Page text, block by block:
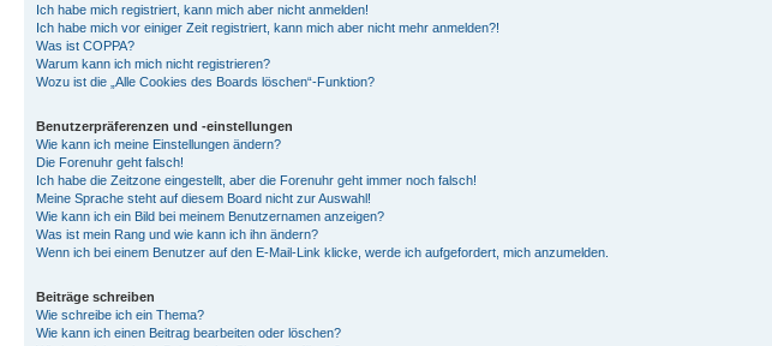
Ich habe mich registriert, kann mich aber nicht anmelden!
Ich habe mich vor einiger Zeit registriert, kann mich aber nicht mehr anmelden?!
Was ist COPPA?
Warum kann ich mich nicht registrieren?
Wozu ist die „Alle Cookies des Boards löschen“-Funktion?
Benutzerpräferenzen und -einstellungen
Wie kann ich meine Einstellungen ändern?
Die Forenuhr geht falsch!
Ich habe die Zeitzone eingestellt, aber die Forenuhr geht immer noch falsch!
Meine Sprache steht auf diesem Board nicht zur Auswahl!
Wie kann ich ein Bild bei meinem Benutzernamen anzeigen?
Was ist mein Rang und wie kann ich ihn ändern?
Wenn ich bei einem Benutzer auf den E-Mail-Link klicke, werde ich aufgefordert, mich anzumelden.
Beiträge schreiben
Wie schreibe ich ein Thema?
Wie kann ich einen Beitrag bearbeiten oder löschen?